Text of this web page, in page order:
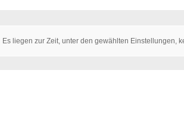
Es liegen zur Zeit, unter den gewählten Einstellungen,